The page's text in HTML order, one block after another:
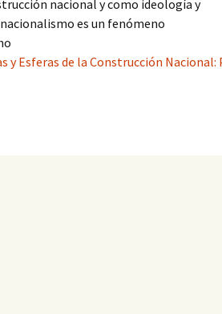
nacional y como ideología y
es un fenómeno
y Esferas de la Construcción